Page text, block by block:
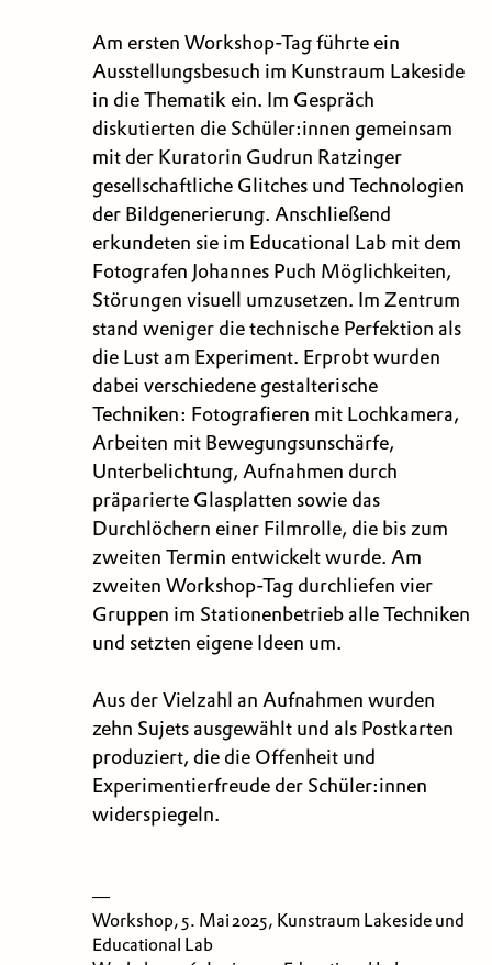
Am ersten Workshop-Tag führte ein
Ausstellungsbesuch im Kunstraum Lakeside
in die Thematik ein. Im Gespräch
diskutierten die Schüler:innen gemeinsam
mit der Kuratorin Gudrun Ratzinger
gesellschaftliche Glitches und Technologien
der Bildgenerierung. Anschließend
erkundeten sie im Educational Lab mit dem
Fotografen Johannes Puch Möglichkeiten,
Störungen visuell umzusetzen. Im Zentrum
stand weniger die technische Perfektion als
die Lust am Experiment. Erprobt wurden
dabei verschiedene gestalterische
Techniken: Fotografieren mit Lochkamera,
Arbeiten mit Bewegungsunschärfe,
Unterbelichtung, Aufnahmen durch
präparierte Glasplatten sowie das
Durchlöchern einer Filmrolle, die bis zum
zweiten Termin entwickelt wurde. Am
zweiten Workshop-Tag durchliefen vier
Gruppen im Stationenbetrieb alle Techniken
und setzten eigene Ideen um.
Aus der Vielzahl an Aufnahmen wurden
zehn Sujets ausgewählt und als Postkarten
produziert, die die Offenheit und
Experimentierfreude der Schüler:innen
widerspiegeln.
—
Workshop, 5. Mai 2025, Kunstraum Lakeside und
Educational Lab